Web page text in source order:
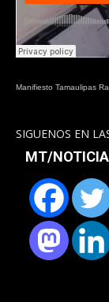
Manifiesto Tamaulipas
SIGUENOS EN
MT/